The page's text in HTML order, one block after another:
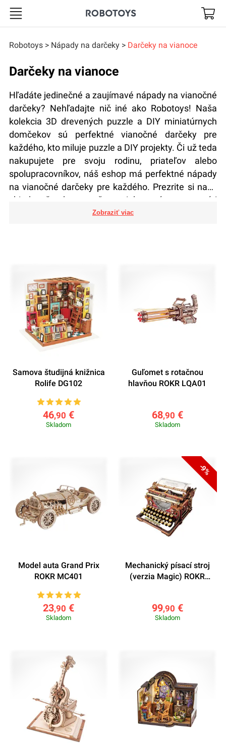
Robotoys
Robotoys Nápady na darčeky Darčeky na vianoce
Darčeky na vianoce
Hľadáte jedinečné a zaujímavé nápady na vianočné
darčeky? Nehľadajte nič iné ako Robotoys! Naša
kolekcia 3D drevených puzzle a DIY miniatúrnych
domčekov sú perfektné vianočné darčeky pre
každého, kto miluje puzzle a DIY projekty. Či už teda
nakupujete pre svoju rodinu, priateľov alebo
spolupracovníkov, náš eshop má perfektné nápady
na vianočné darčeky pre každého. Prezrite si našu
zbierku ešte dnes a vyčarte niekomu úsmev na tvári
s našimi 3D drevenými puzzle a DIY miniatúrnymi
Samova študijná knižnica
Rolife DG102
46,90 €
Skladom
Guľomet s rotačnou
hlavňou ROKR LQA01
68,90 €
Skladom
Model auta Grand Prix
ROKR MC401
23,90 €
Skladom
-9%
Mechanický písací stroj
(verzia Magic) ROKR
99,90 €
Skladom